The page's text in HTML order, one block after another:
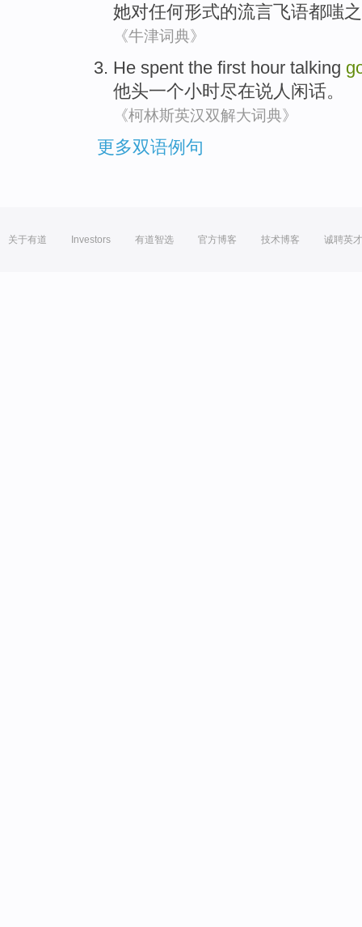
她对任何形式的流言飞语都嗤
《牛津词典》
He spent the first hour talking
他头一个小时尽在说 人闲话。
《柯林斯英汉双解大词典》
更多双语例句
关于有道 Investors 有道智选 官方博客 技术博客 诚聘英才